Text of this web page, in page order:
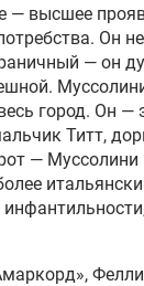
— высшее
Он
— он
город. Он —
Титт,
— Муссолини